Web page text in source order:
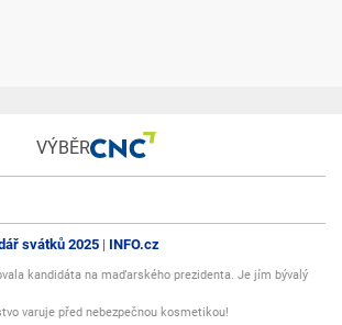
VÝBĚR
svátků 2025 INFO.cz
kandidáta na maďarského prezidenta. Je jím bývalý
varuje před nebezpečnou kosmetikou!